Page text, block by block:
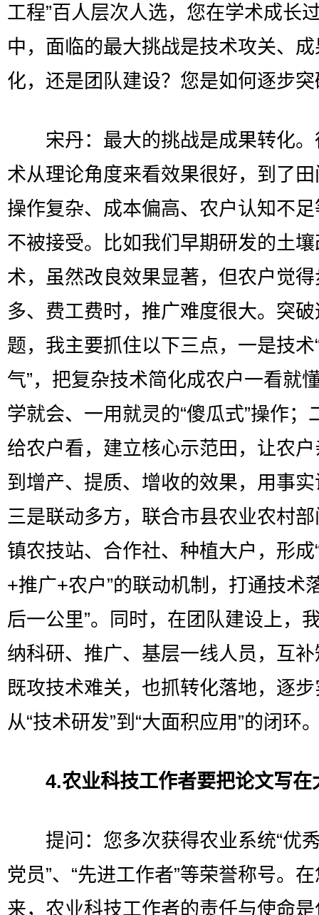
工程”百人层次人选，您在学术成长
中，面临的最大挑战是技术攻关、
化，还是团队建设？您是如何逐步
宋丹：最大的挑战是成果转化。
术从理论角度来看效果很好，到了
操作复杂、成本偏高、农户认知不
不被接受。比如我们早期研发的土
术，虽然改良效果显著，但农户觉
多、费工费时，推广难度很大。突
题，我主要抓住以下三点，一是技术
气”，把复杂技术简化成农户一看就
学就会、一用就灵的“傻瓜式”操作；
给农户看，建立核心示范田，让农
到增产、提质、增收的效果，用事
三是联动多方，联合市县农业农村
镇农技站、合作社、种植大户，形成
+推广+农户”的联动机制，打通技术
后一公里”。同时，在团队建设上，
纳科研、推广、基层一线人员，互
既攻技术难关，也抓转化落地，逐
从“技术研发”到“大面积应用”的闭环
4.农业科技工作者要把论文写在
提问：您多次获得农业系统“优
党员”、“先进工作者”等荣誉称号。
来，农业科技工作者的责任与使命